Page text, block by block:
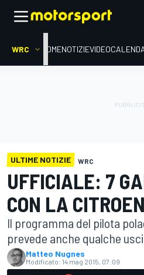
WRC HOMENOTIZIEVIDEO
ULTIME NOTIZIE WRC
UFFICIALE: 7
CON LA
Il programma del pilota
prevede anche qualche
Matteo Nugnes
Modificato: 14 mag 2015, 07:09